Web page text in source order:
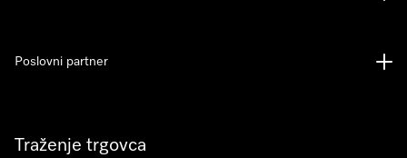
Traženje trgovca
Poslovni partner